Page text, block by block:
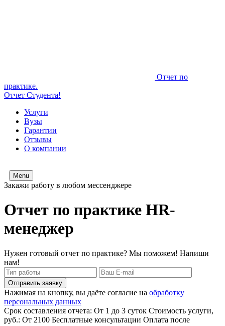
Отчет по
практике.
Отчет Студента!
Услуги
Вузы
Гарантии
Отзывы
О компании
Menu
Закажи работу в любом мессенджере
Отчет по практике HR-
менеджер
Нужен готовый отчет по практике? Мы поможем! Напиши
нам!
Отправить заявку
Нажимая на кнопку, вы даёте согласие на обработку
персональных данных
Срок составления отчета: От 1 до 3 суток Стоимость услуги,
руб.: От 2100 Бесплатные консультации Оплата после